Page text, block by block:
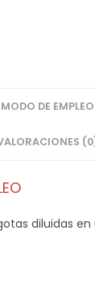
MODO DE EMPLEO
diluidas